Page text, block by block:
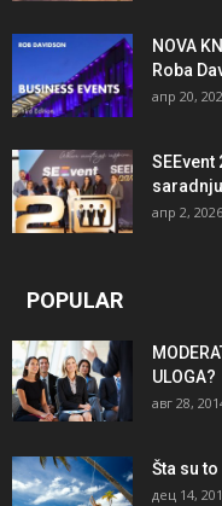
NOVA
Roba
апр 20,
saradnju
апр 2, 2026
POPULAR
ULOGA?
авг 28,
Šta su
дец 14,